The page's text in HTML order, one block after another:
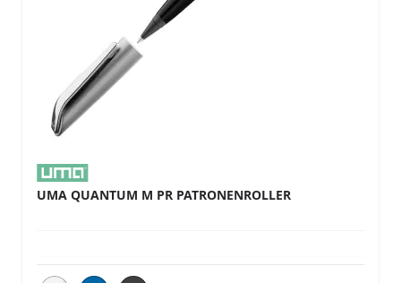
UMA QUANTUM M PR PATRONENROLLER